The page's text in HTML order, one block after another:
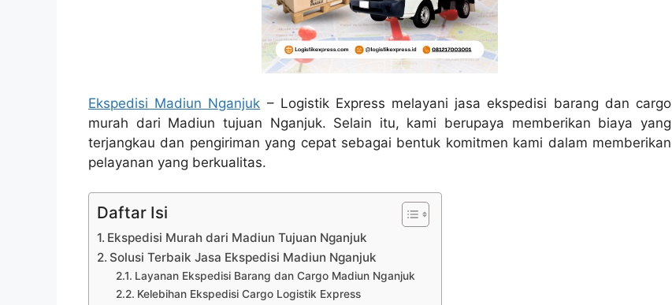
Ekspedisi Madiun Nganjuk – Logistik Express melayani jasa ekspedisi barang dan cargo
murah dari Madiun tujuan Nganjuk. Selain itu, kami berupaya memberikan biaya yang
terjangkau dan pengiriman yang cepat sebagai bentuk komitmen kami dalam memberikan
pelayanan yang berkualitas.
Daftar Isi
Ekspedisi Murah dari Madiun Tujuan Nganjuk
Solusi Terbaik Jasa Ekspedisi Madiun Nganjuk
Layanan Ekspedisi Barang dan Cargo Madiun Nganjuk
Kelebihan Ekspedisi Cargo Logistik Express